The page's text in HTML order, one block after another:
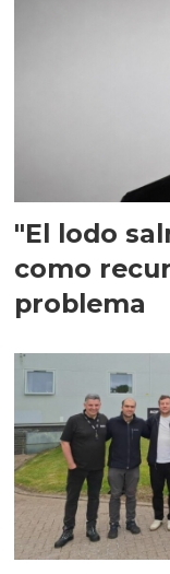
"El lodo
como
problema